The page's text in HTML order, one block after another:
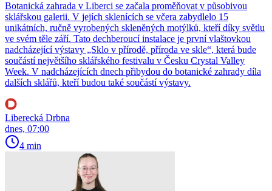
Botanická zahrada v Liberci se začala proměňovat v působivou
sklářskou galerii. V jejích sklenících se včera zabydlelo 15
unikátních, ručně vyrobených skleněných motýlků, kteří díky světlu
ve svém těle září. Tato dechberoucí instalace je první vlaštovkou
nadcházející výstavy „Sklo v přírodě, příroda ve skle“, která bude
součástí největšího sklářského festivalu v Česku Crystal Valley
Week. V nadcházejících dnech přibydou do botanické zahrady díla
dalších sklářů, kteří budou také součástí výstavy.
Liberecká Drbna
dnes, 07:00
4 min